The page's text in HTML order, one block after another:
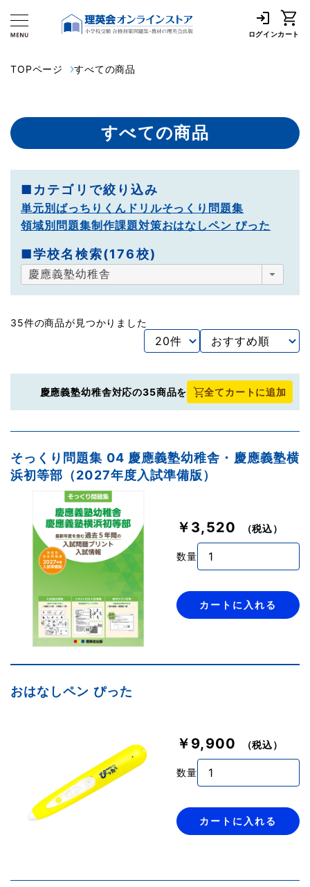
ログインカート
TOPページ すべての商品
すべての商品
■カテゴリで絞り込み
単元別ばっちりくんドリルそっくり問題集
領域別問題集制作課題対策おはなしペン ぴった
■学校名検索(176校)
35件の商品が見つかりました
慶應義塾幼稚舎対応の35商品を 全てカートに追加
そっくり問題集 04 慶應義塾幼稚舎・慶應義塾横
浜初等部（2027年度入試準備版）
￥3,520 （税込）
数量
カートに入れる
おはなしペン ぴった
￥9,900 （税込）
数量
カートに入れる